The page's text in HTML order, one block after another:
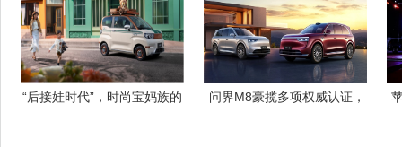
“后接娃时代”，时尚宝妈族的
​ 问界M8豪揽多项权威认证，